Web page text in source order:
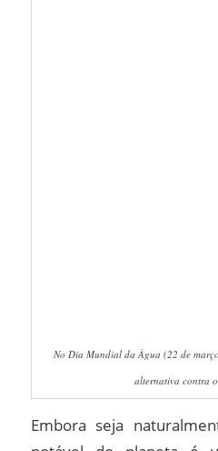
No Dia Mundial da Água (22 de
alternativa contra o
Embora seja